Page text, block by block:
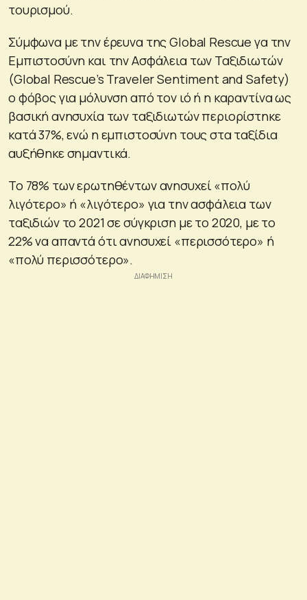
τουρισμού.
Σύμφωνα με την έρευνα της Global Rescue γα την
Εμπιστοσύνη και την Ασφάλεια των Ταξιδιωτών
(Global Rescue’s Traveler Sentiment and Safety)
ο φόβος για μόλυνση από τον ιό ή η καραντίνα ως
βασική ανησυχία των ταξιδιωτών περιορίστηκε
κατά 37%, ενώ η εμπιστοσύνη τους στα ταξίδια
αυξήθηκε σημαντικά.
Το 78% των ερωτηθέντων ανησυχεί «πολύ
λιγότερο» ή «λιγότερο» για την ασφάλεια των
ταξιδιών το 2021 σε σύγκριση με το 2020, με το
22% να απαντά ότι ανησυχεί «περισσότερο» ή
«πολύ περισσότερο».